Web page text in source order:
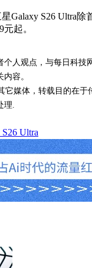
S26 Ultra除首
起。
个人观点，与每日科
容。
媒体，转载目的在于
理.
Ultra